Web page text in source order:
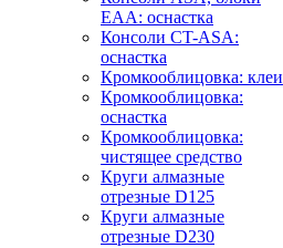
EAA: оснастка
Консоли CT-ASA:
оснастка
Кромкооблицовка: клеи
Кромкооблицовка:
оснастка
Кромкооблицовка:
чистящее средство
Круги алмазные
отрезные D125
Круги алмазные
отрезные D230